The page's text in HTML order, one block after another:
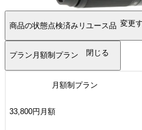
商品の状態点検済みリユース品 変更
プラン 月額制プラン 閉じる
月額制プラン
33,800円 月額